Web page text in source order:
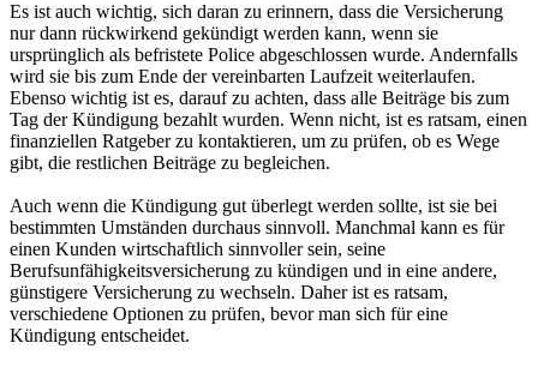
Es ist auch wichtig, sich daran zu erinnern, dass die Versicherung
nur dann rückwirkend gekündigt werden kann, wenn sie
ursprünglich als befristete Police abgeschlossen wurde. Andernfalls
wird sie bis zum Ende der vereinbarten Laufzeit weiterlaufen.
Ebenso wichtig ist es, darauf zu achten, dass alle Beiträge bis zum
Tag der Kündigung bezahlt wurden. Wenn nicht, ist es ratsam, einen
finanziellen Ratgeber zu kontaktieren, um zu prüfen, ob es Wege
gibt, die restlichen Beiträge zu begleichen.
Auch wenn die Kündigung gut überlegt werden sollte, ist sie bei
bestimmten Umständen durchaus sinnvoll. Manchmal kann es für
einen Kunden wirtschaftlich sinnvoller sein, seine
Berufsunfähigkeitsversicherung zu kündigen und in eine andere,
günstigere Versicherung zu wechseln. Daher ist es ratsam,
verschiedene Optionen zu prüfen, bevor man sich für eine
Kündigung entscheidet.